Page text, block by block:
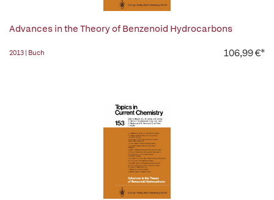
Advances in the Theory of Benzenoid Hydrocarbons
2013 | Buch 106,99 €*